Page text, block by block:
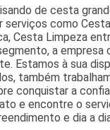
de cesta
serviços como
Cesta Limpeza
a
Estamos à sua
também
conquistar a
e encontre o
e dia a